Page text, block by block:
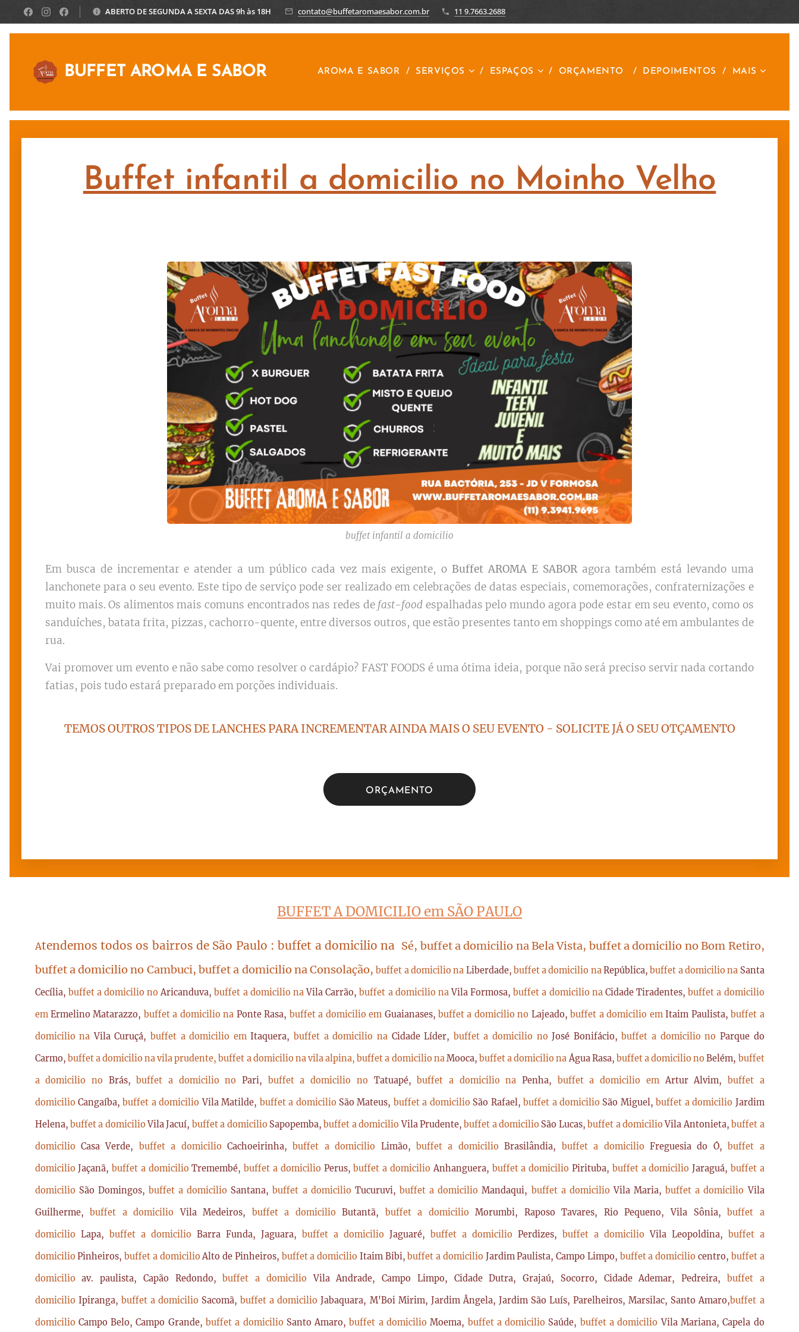
ABERTO DE SEGUNDA A SEXTA DAS 9h às 18H contato@buffetaromaesabor.com.br 11 9.7663.2688
BUFFET AROMA E SABOR AROMA E SABOR SERVIÇOS ESPAÇOS ORÇAMENTO DEPOIMENTOS MAIS
Buffet infantil a domicilio no Moinho Velho
buffet infantil a domicilio
Em busca de incrementar e atender a um público cada vez mais exigente, oBuffet AROMA E SABORagora também está levando uma
lanchonete para o seu evento. Este tipo de serviço pode ser realizado em celebrações de datas especiais, comemorações, confraternizações e
muito mais. Os alimentos mais comuns encontrados nas redes de fast-food espalhadas pelo mundo agora pode estar em seu evento, como os
sanduíches, batata frita, pizzas, cachorro-quente, entre diversos outros, que estão presentes tanto em shoppings como até em ambulantes de
rua.
Vai promover um evento e não sabe como resolver o cardápio? FAST FOODS é uma ótima ideia, porque não será preciso servir nada cortando
fatias, pois tudo estará preparado em porções individuais.
TEMOS OUTROS TIPOS DE LANCHES PARA INCREMENTAR AINDA MAIS O SEU EVENTO - SOLICITE JÁ O SEU OTÇAMENTO
ORÇAMENTO
BUFFET A DOMICILIO em SÃO PAULO
Atendemos todos os bairros de São Paulo : buffet a domicilio na Sé, buffet a domicilio na Bela Vista, buffet a domicilio no Bom Retiro,
buffet a domicilio no Cambuci, buffet a domicilio na Consolação,buffet a domicilio na Liberdade, buffet a domicilio naRepública,buffet a domicilio na Santa
Cecília, buffet a domicilio noAricanduva,buffet a domicilio naVila Carrão,buffet a domicilio naVila Formosa,buffet a domicilio na Cidade Tiradentes,buffet a domicilio
em Ermelino Matarazzo, buffet a domicilio na Ponte Rasa, buffet a domicilio em Guaianases,buffet a domicilio no Lajeado,buffet a domicilio emItaim Paulista,buffet a
domicilio naVila Curuçá, buffet a domicilio emItaquera,buffet a domicilio na Cidade Líder, buffet a domicilio noJosé Bonifácio,buffet a domicilio no Parque do
Carmo, buffet a domicilio na vila prudente,buffet a domicilio na vila alpina, buffet a domicilio naMooca,buffet a domicilio naÁgua Rasa, buffet a domicilio noBelém, buffet
a domicilio no Brás,buffet a domicilio noPari, buffet a domicilio no Tatuapé,buffet a domicilio naPenha, buffet a domicilio emArtur Alvim, buffet a
domicilio Cangaíba,buffet a domicilioVila Matilde, buffet a domicilio São Mateus, buffet a domicilio São Rafael,buffet a domicilio São Miguel,buffet a domicilio Jardim
Helena, buffet a domicilioVila Jacuí, buffet a domicilio Sapopemba,buffet a domicilioVila Prudente,buffet a domicilio São Lucas,buffet a domicilioVila Antonieta,buffet a
domicilio Casa Verde, buffet a domicilio Cachoeirinha,buffet a domicilio Limão,buffet a domicilioBrasilândia, buffet a domicilio Freguesia do Ó,buffet a
domicilioJaçanã,buffet a domicilioTremembé,buffet a domicilio Perus,buffet a domicilioAnhanguera, buffet a domicilio Pirituba, buffet a domicilioJaraguá, buffet a
domicilio São Domingos, buffet a domicilio Santana,buffet a domicilio Tucuruvi, buffet a domicilioMandaqui, buffet a domicilioVila Maria,buffet a domicilioVila
Guilherme,buffet a domicilioVila Medeiros, buffet a domicilioButantã, buffet a domicilioMorumbi, Raposo Tavares, Rio Pequeno, Vila Sônia,buffet a
domicilio Lapa, buffet a domicilio Barra Funda, Jaguara, buffet a domicilio Jaguaré, buffet a domicilio Perdizes, buffet a domicilioVila Leopoldina, buffet a
domicilioPinheiros,buffet a domicilioAlto de Pinheiros, buffet a domicilio Itaim Bibi,buffet a domicilio Jardim Paulista, Campo Limpo, buffet a domiciliocentro, buffet a
domicilioav. paulista, Capão Redondo,buffet a domicilioVila Andrade, Campo Limpo, Cidade Dutra, Grajaú, Socorro, Cidade Ademar, Pedreira, buffet a
domicilio Ipiranga, buffet a domicilio Sacomã,buffet a domicilioJabaquara, M'Boi Mirim, Jardim Ângela, Jardim São Luís, Parelheiros, Marsilac, Santo Amaro,buffet a
domicilio Campo Belo, Campo Grande, buffet a domicilio Santo Amaro,buffet a domicilioMoema, buffet a domicilio Saúde, buffet a domicilioVila Mariana, Capela do